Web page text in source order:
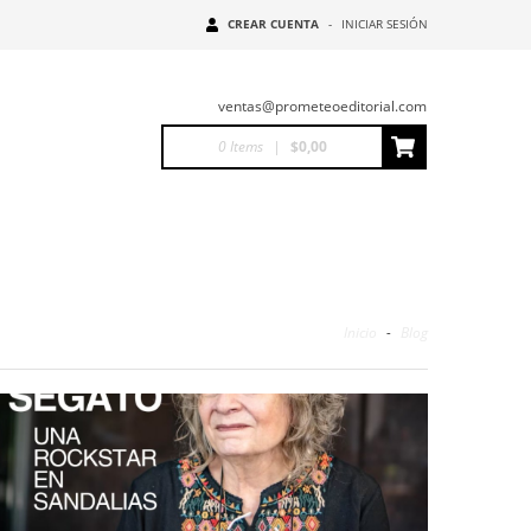
CREAR CUENTA - INICIAR SESIÓN
ventas@prometeoeditorial.com
0 Items | $0,00
-